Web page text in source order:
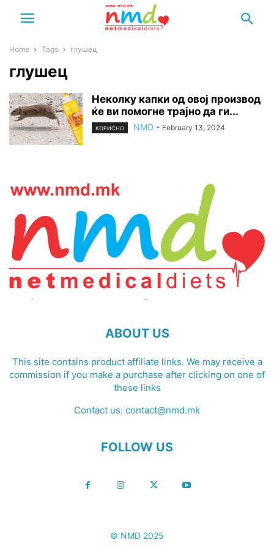
Home Tags глушец
глушец
Неколку капки од овој производ
ќе ви помогне трајно да ги...
КОРИСНО NMD - February 13, 2024
ABOUT US
This site contains product affiliate links. We may receive a
commission if you make a purchase after clicking on one of
these links
Contact us: contact@nmd.mk
FOLLOW US
© NMD 2025